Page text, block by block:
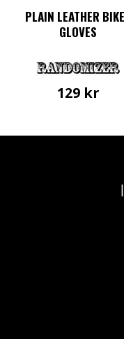
PLAIN LEATHER
GLOVES
129 kr
produkten